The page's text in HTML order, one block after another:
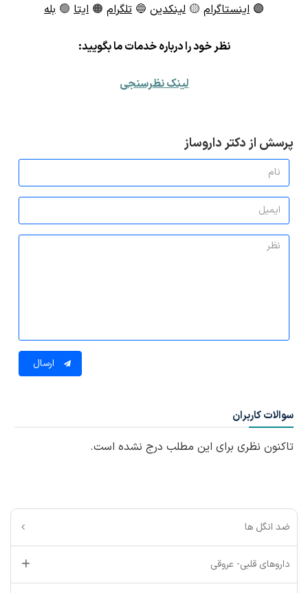
🟣 اینستاگرام 🟡 لینکدین 🔵 تلگرام 🟠 ایتا 🟢 بله
نظر خود را درباره خدمات ما بگویید:
لینک نظرسنجی
پرسش از دکتر داروساز
ارسال
سوالات کاربران
تاکنون نظری برای این مطلب درج نشده است.
ضد انگل ها
داروهای قلبی- عروقی